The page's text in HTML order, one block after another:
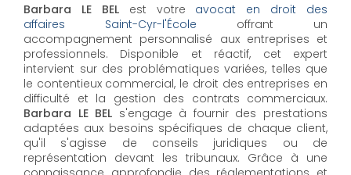
Barbara LE BELest votre avocat en droit des
affaires Saint-Cyr-l'École offrant un
accompagnement personnalisé aux entreprises et
professionnels. Disponible et réactif, cet expert
intervient sur des problématiques variées, telles que
le contentieux commercial, le droit des entreprises en
difficulté et la gestion des contrats commerciaux.
Barbara LE BEL s'engage à fournir des prestations
adaptées aux besoins spécifiques de chaque client,
qu'il s'agisse de conseils juridiques ou de
représentation devant les tribunaux. Grâce à une